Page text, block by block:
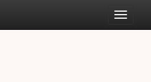
Toggle